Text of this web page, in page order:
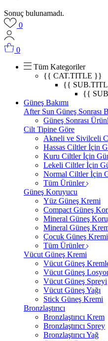
Sonuç bulunamadı.
0
0
Tüm Kategoriler
{{ CAT.TITLE }}
{{
{{
Güneş Bakımı
After Sun Güneş Sonrası
Güneş Sonrası
Cilt Tipine Göre
Akneli ve Sivilceli
Hassas Ciltler İçin
Kuru Ciltler İçin
Lekeli Ciltler İçin
Normal Ciltler İçin
Tüm Ürünler
Güneş Koruyucu
Yüz Güneş Kremi
Compact Güneş
Mineral Güneş
Mineral Güneş
Çocuk Güneş Kremi
Tüm Ürünler
Vücut Güneş Kremi
Vücut Güneş
Vücut Güneş
Vücut Güneş Spreyi
Vücut Güneş Yağı
Stick Güneş Kremi
Bronzlaştırıcı
Bronzlaştırıcı Krem
Bronzlaştırıcı Sprey
Bronzlaştırıcı Yağ